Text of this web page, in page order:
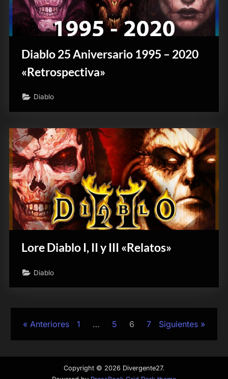
Diablo 25 Aniversario 1995 – 2020
«Retrospectiva»
Diablo
Lore Diablo I, II y III «Relatos»
Diablo
Paginación
entradas
Anteriores 1 … 5 6 7 Siguientes
Copyright © 2026 Divergente27.